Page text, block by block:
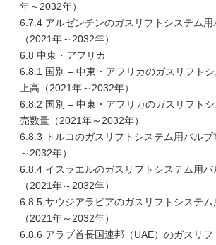
年～2032年）
6.7.4 アルゼンチンのガスリフトシステム
（2021年～2032年）
6.8 中東・アフリカ
6.8.1 国別 – 中東・アフリカのガスリフト
上高（2021年～2032年）
6.8.2 国別 – 中東・アフリカのガスリフト
売数量（2021年～2032年）
6.8.3 トルコのガスリフトシステム用バル
～2032年）
6.8.4 イスラエルのガスリフトシステム用
（2021年～2032年）
6.8.5 サウジアラビアのガスリフトシステ
（2021年～2032年）
6.8.6 アラブ首長国連邦（UAE）のガスリ